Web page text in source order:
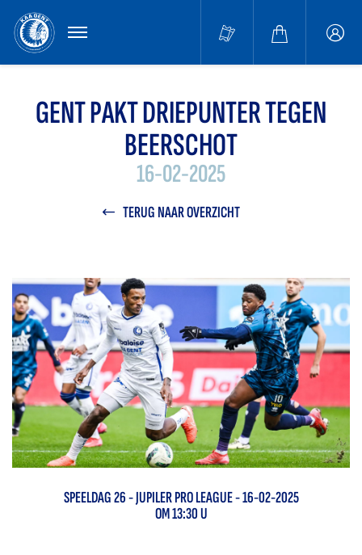
MENU
GENT PAKT DRIEPUNTER TEGEN
BEERSCHOT
16-02-2025
TERUG NAAR OVERZICHT
SPEELDAG26-JUPILER PRO LEAGUE- 16-02-2025
OM 13:30 U